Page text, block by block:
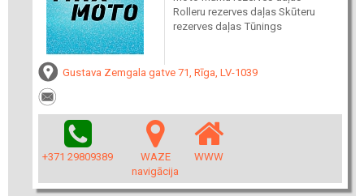
Rolleru rezerves daļas Skūteru
rezerves daļas Tūnings
Gustava Zemgala gatve 71, Rīga, LV-1039
+371 29809389
WAZE
navigācija
WWW